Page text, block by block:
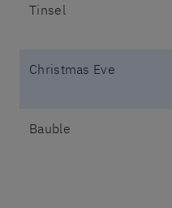
Tinsel
Christmas Eve
Bauble